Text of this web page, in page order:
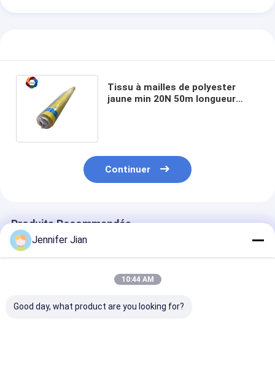
Tissu à mailles de polyester
jaune min 20N 50m longueur
Continuer
Produits Recommandés
Jennifer Jian
10:44 AM
Good day, what product are you looking for?